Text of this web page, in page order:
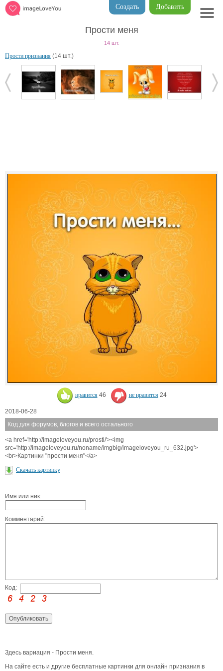
Добавить
Создать
Прости меня
14 шт.
Прости признания (14 шт.)
нравится 46 не нравится 24
2018-06-28
Код для форумов, блогов и всего остального
<a href='http://imageloveyou.ru/prosti/'><img
src='http://imageloveyou.ru/noname/imgbig/imageloveyou_ru_632.jpg'>
<br>Картинки "прости меня"</a>
Скачать картинку
Имя или ник:
Комментарий:
Код:
Здесь вариация - Прости меня.
На сайте есть и другие бесплатные картинки для онлайн признания в